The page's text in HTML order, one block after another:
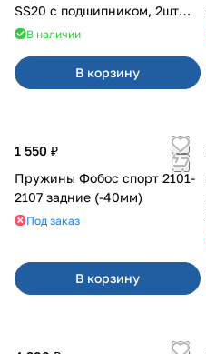
SS20 с подшипником, 2шт
10115
В наличии
В корзину
1 550 ₽
Пружины Фобос спорт 2101-
2107 задние (-40мм)
Под заказ
В корзину